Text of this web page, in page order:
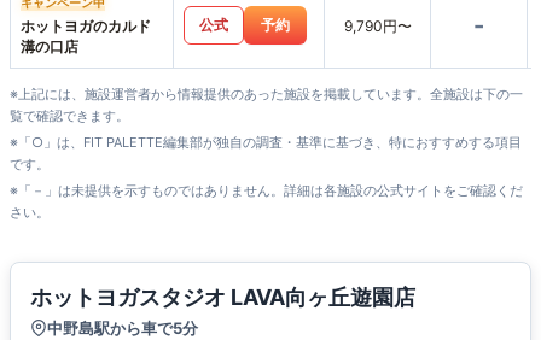
キャンペーン中
ホットヨガのカルド
溝の口店
公式 予約 9,790円〜 -
※上記には、施設運営者から情報提供のあった施設を掲載しています。全施設は下の一
覧で確認できます。
※「○」は、FIT PALETTE編集部が独自の調査・基準に基づき、特におすすめする項目
です。
※「－」は未提供を示すものではありません。詳細は各施設の公式サイトをご確認くだ
さい。
ホットヨガスタジオ LAVA向ヶ丘遊園店
中野島駅から車で5分